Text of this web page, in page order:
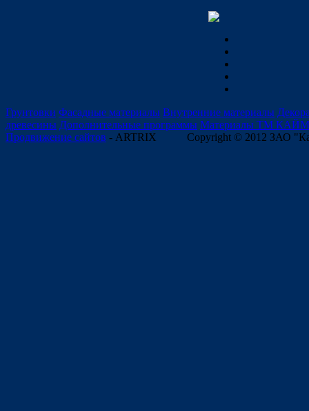
Грунтовки Фасадные материалы Внутренние материалы
древесины Дополнительные программы Материалы ТМ
Продвижение сайтов - ARTRIX Copyright © 2012 ЗАО